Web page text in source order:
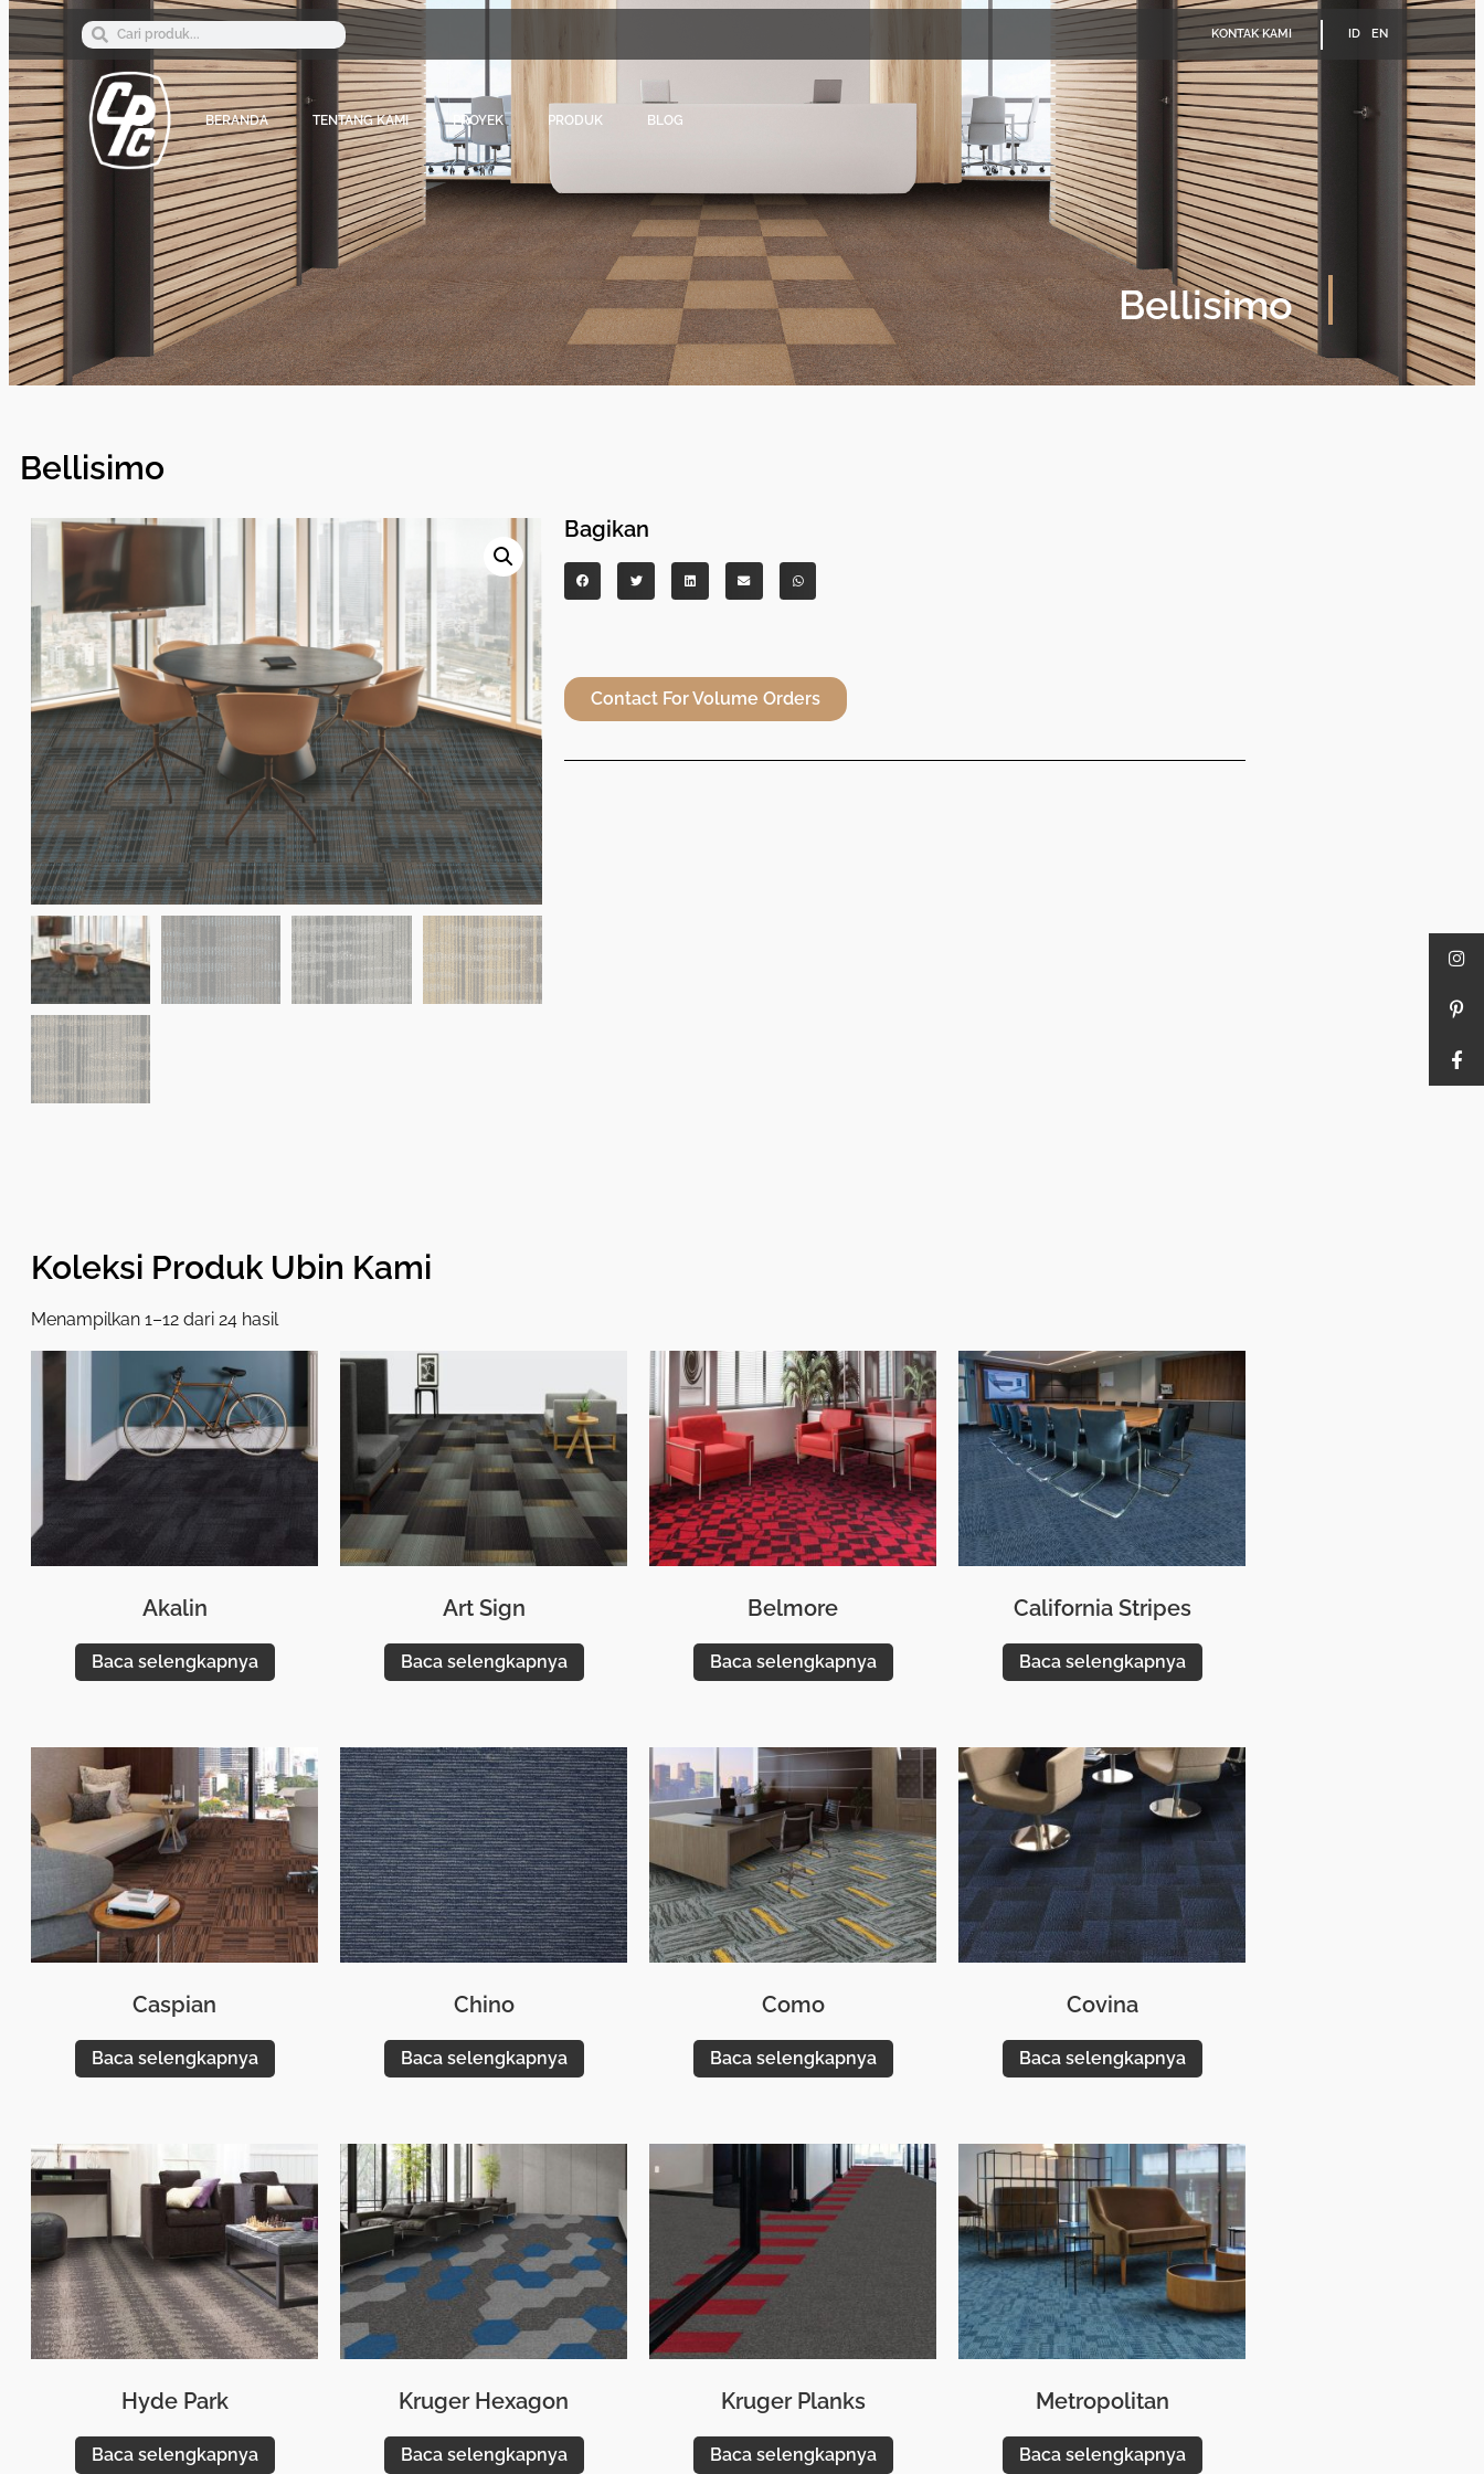
KONTAK KAMI ID EN
BERANDA TENTANG KAMI PROYEK PRODUK BLOG
Bellisimo
Bellisimo
Bagikan
Contact For Volume Orders
Koleksi Produk Ubin Kami
Menampilkan 1–12 dari 24 hasil
Akalin
Baca selengkapnya
Art Sign
Baca selengkapnya
Belmore
Baca selengkapnya
California Stripes
Baca selengkapnya
Caspian
Baca selengkapnya
Chino
Baca selengkapnya
Como
Baca selengkapnya
Covina
Baca selengkapnya
Hyde Park
Baca selengkapnya
Kruger Hexagon
Baca selengkapnya
Kruger Planks
Baca selengkapnya
Metropolitan
Baca selengkapnya